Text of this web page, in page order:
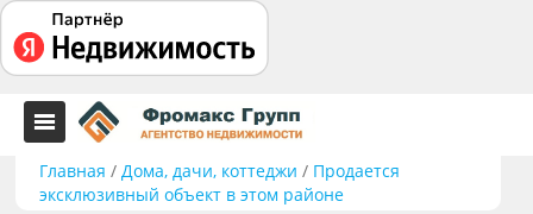
Главная /Дома, дачи, коттеджи / Продается
эксклюзивный объект в этом районе